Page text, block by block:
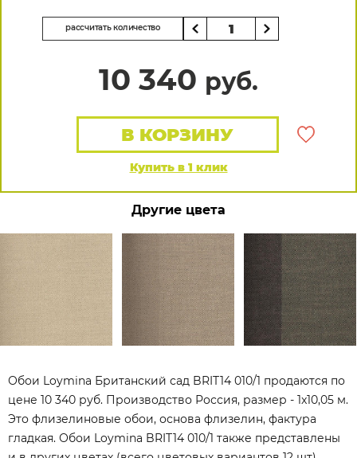
рассчитать количество
10 340 руб.
Купить в 1 клик
В КОРЗИНУ
Другие цвета
Обои Loymina Британский сад BRIT14 010/1 продаются по
цене 10 340 руб. Производство Россия, размер - 1x10,05 м.
Это флизелиновые обои, основа флизелин, фактура
гладкая. Обои Loymina BRIT14 010/1 также представлены